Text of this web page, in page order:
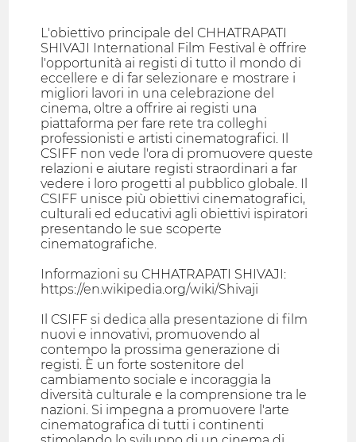
L'obiettivo principale del CHHATRAPATI
SHIVAJI International Film Festival è offrire
l'opportunità ai registi di tutto il mondo di
eccellere e di far selezionare e mostrare i
migliori lavori in una celebrazione del
cinema, oltre a offrire ai registi una
piattaforma per fare rete tra colleghi
professionisti e artisti cinematografici. Il
CSIFF non vede l'ora di promuovere queste
relazioni e aiutare registi straordinari a far
vedere i loro progetti al pubblico globale. Il
CSIFF unisce più obiettivi cinematografici,
culturali ed educativi agli obiettivi ispiratori
presentando le sue scoperte
cinematografiche.
Informazioni su CHHATRAPATI SHIVAJI:
https://en.wikipedia.org/wiki/Shivaji
Il CSIFF si dedica alla presentazione di film
nuovi e innovativi, promuovendo al
contempo la prossima generazione di
registi. È un forte sostenitore del
cambiamento sociale e incoraggia la
diversità culturale e la comprensione tra le
nazioni. Si impegna a promuovere l'arte
cinematografica di tutti i continenti